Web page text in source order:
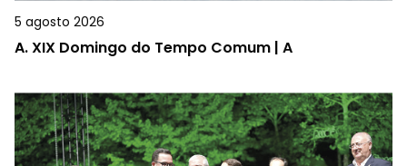
5 agosto 2026
A.XIX Domingo do Tempo Comum | A